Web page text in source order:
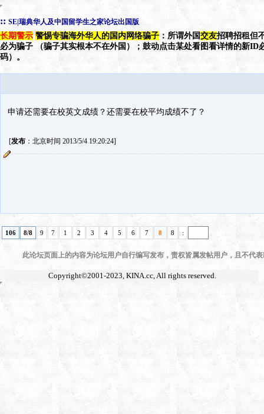
:: SE|瑞典华人及中国留学生之家论坛出国版
长期警示 警惕专骗海外华人的国内网络骗子 ：所谓外国交友招聘招租但
必为骗子 （骗子其实根本不在外国）；鼓动点击某处看图看详情的新ID
码）。
申请还需要在校英文成绩？还需要在校平均成绩不了？
[发布：北京时间 2013/5/4 19:20:24]
106 8/8 9 7 1 2 3 4 5 6 7 8 8 :
此论坛页面上的内容为论坛用户自行编写发布，责权皆属发帖用户，且不代
Copyright©2001-2023, KINA.cc, All rights reserved.